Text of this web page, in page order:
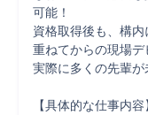
可能！
資格取得後も、構
重ねてからの現場デ
実際に多くの先輩が
【具体的な仕事内容